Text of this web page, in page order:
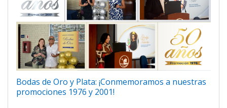
Bodas de Oro y Plata: ¡Conmemoramos a nuestras
promociones 1976 y 2001!